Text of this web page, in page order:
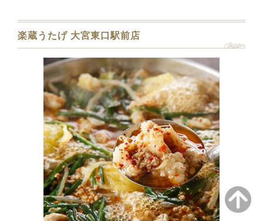
楽蔵うたげ 大宮東口駅前店